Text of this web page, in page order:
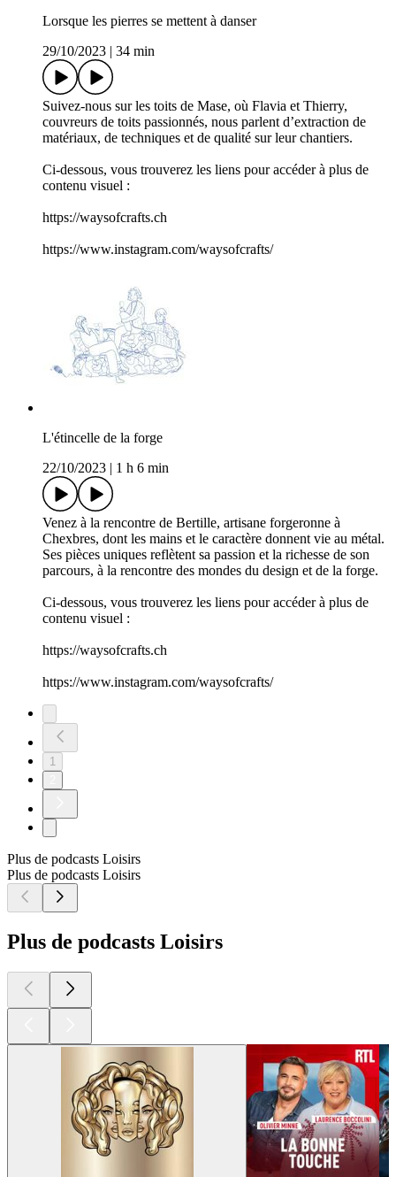
Lorsque les pierres se mettent à danser
29/10/2023
34 min
Suivez-nous sur les toits de Mase, où Flavia et Thierry,
couvreurs de toits passionnés, nous parlent d’extraction de
matériaux, de techniques et de qualité sur leur chantiers.
Ci-dessous, vous trouverez les liens pour accéder à plus de
contenu visuel :
https://waysofcrafts.ch
https://www.instagram.com/waysofcrafts/
L'étincelle de la forge
22/10/2023
1 h 6 min
Venez à la rencontre de Bertille, artisane forgeronne à
Chexbres, dont les mains et le caractère donnent vie au métal.
Ses pièces uniques reflètent sa passion et la richesse de son
parcours, à la rencontre des mondes du design et de la forge.
Ci-dessous, vous trouverez les liens pour accéder à plus de
contenu visuel :
https://waysofcrafts.ch
https://www.instagram.com/waysofcrafts/
1
Plus de podcasts Loisirs
Plus de podcasts Loisirs
Plus de podcasts Loisirs